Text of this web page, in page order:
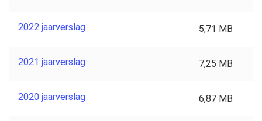
2022 jaarverslag 5,71 MB
2021 jaarverslag 7,25 MB
2020 jaarverslag 6,87 MB